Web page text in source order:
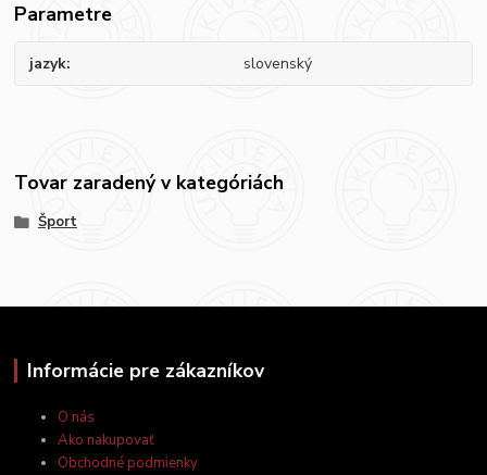
Parametre
jazyk slovenský
Tovar zaradený v kategóriách
Šport
Informácie pre zákazníkov
O nás
Ako nakupovať
Obchodné podmienky